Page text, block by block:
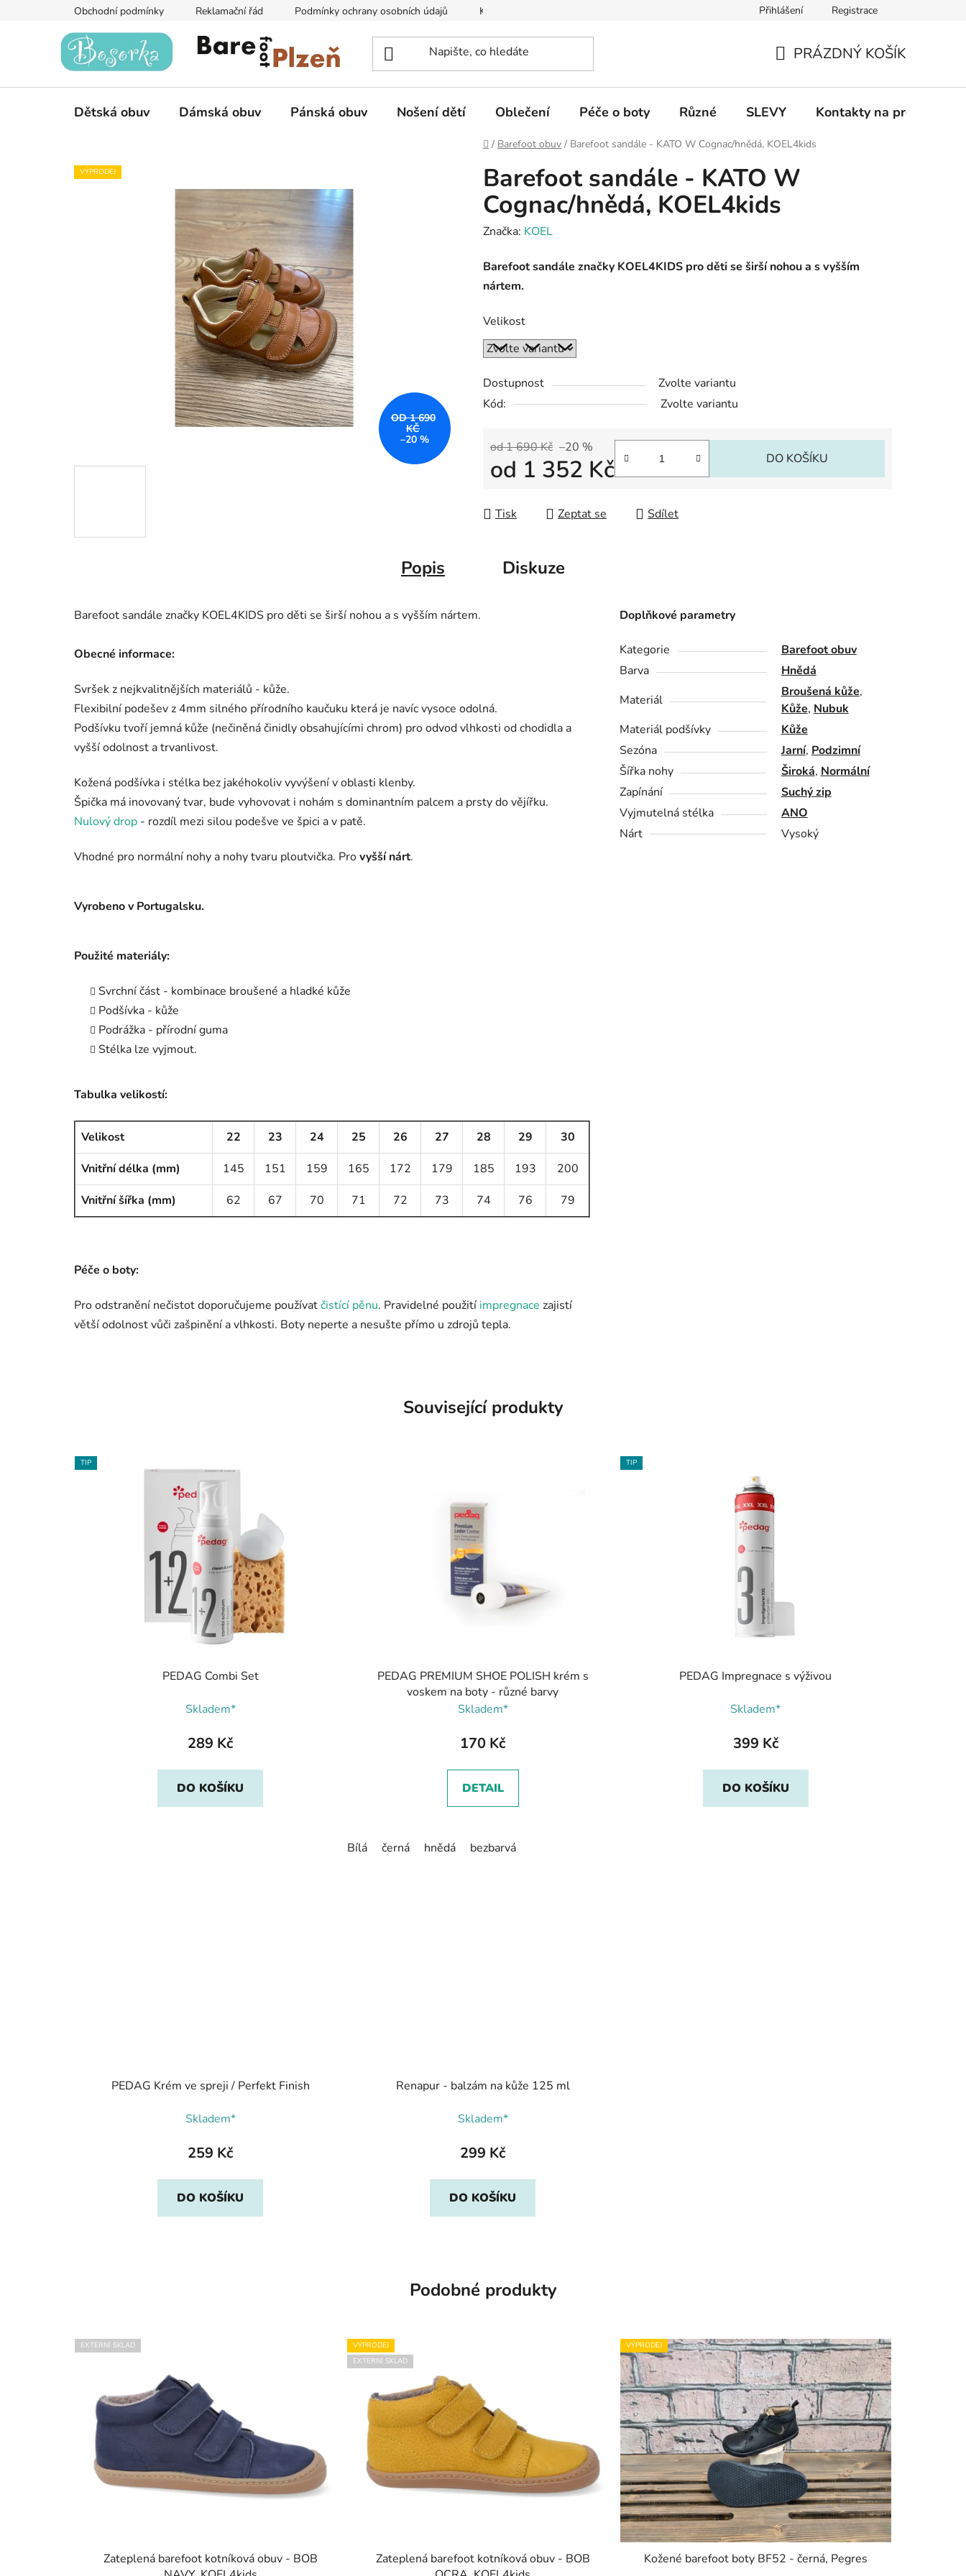
Obchodní podmínky Reklamační řád Podmínky ochrany osobních údajů Kontakty na prodejny Informace k on-line platbám Odstoupení od
Přihlášení Registrace
KOŠÍK
PRÁZDNÝ KOŠÍK
Dětská obuv Dámská obuv Pánská obuv Nošení dětí Oblečení Péče o boty Různé SLEVY Kontakty na prodejny
Domů
/ Barefoot obuv / Barefoot sandále - KATO W Cognac/hnědá, KOEL4kids
Barefoot sandále - KATO W
Cognac/hnědá, KOEL4kids
Značka: KOEL
Barefoot sandále značky KOEL4KIDS pro děti se širší nohou a s vyšším
nártem.
Velikost
Dostupnost
Zvolte variantu
Kód:
Zvolte variantu
od 1 690 Kč –20 %
od 1 352 Kč DO KOŠÍKU
Tisk Zeptat se Sdílet
VÝPRODEJ
OD 1 690
KČ
–20 %
Popis Diskuze
Barefoot sandále značky KOEL4KIDS pro děti se širší nohou a s vyšším nártem.
Obecné informace:
Svršek z nejkvalitnějších materiálů - kůže.
Flexibilní podešev z 4mm silného přírodního kaučuku která je navíc vysoce odolná.
Podšívku tvoří jemná kůže (nečiněná činidly obsahujícími chrom) pro odvod vlhkosti od chodidla a
vyšší odolnost a trvanlivost.
Kožená podšívka i stélka bez jakéhokoliv vyvýšení v oblasti klenby.
Špička má inovovaný tvar, bude vyhovovat i nohám s dominantním palcem a prsty do vějířku.
Nulový drop - rozdíl mezi silou podešve ve špici a v patě.
Vhodné pro normální nohy a nohy tvaru ploutvička. Provyšší nárt.
Vyrobeno v Portugalsku.
Použité materiály:
Svrchní část - kombinace broušené a hladké kůže
Podšívka - kůže
Podrážka - přírodní guma
Stélka lze vyjmout.
Tabulka velikostí:
Velikost 22 23 24 25 26 27 28 29
30
Vnitřní délka (mm)
145 151 159 165 172 179 185 193
200
Vnitřní šířka (mm)
62 67 70 71 72 73 74 76 79
Péče o boty:
Pro odstranění nečistot doporučujeme používatčistící pěnu. Pravidelné použití impregnace zajistí
větší odolnost vůči zašpinění a vlhkosti. Boty neperte a nesušte přímo u zdrojů tepla.
Doplňkové parametry
Kategorie
Barefoot obuv
Barva
Hnědá
Materiál
Broušená kůže,
Kůže, Nubuk
Materiál podšívky
Kůže
Sezóna
Jarní, Podzimní
Šířka nohy
Široká, Normální
Zapínání
Suchý zip
Vyjmutelná stélka
ANO
Nárt
Vysoký
Související produkty
TIP
PEDAG Combi Set
Skladem*
289 Kč
DO KOŠÍKU
PEDAG PREMIUM SHOE POLISH krém s
voskem na boty - různé barvy
Skladem*
170 Kč
DETAIL
Bílá černá hnědá bezbarvá
TIP
PEDAG Impregnace s výživou
Skladem*
399 Kč
DO KOŠÍKU
PEDAG Krém ve spreji / Perfekt Finish
Skladem*
259 Kč
DO KOŠÍKU
Renapur - balzám na kůže 125 ml
Skladem*
299 Kč
DO KOŠÍKU
Podobné produkty
EXTERNÍ SKLAD
Zateplená barefoot kotníková obuv - BOB
VÝPRODEJ
EXTERNÍ SKLAD
Zateplená barefoot kotníková obuv - BOB
VÝPRODEJ
Kožené barefoot boty BF52 - černá, Pegres